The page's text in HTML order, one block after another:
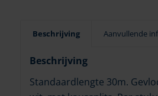
Beschrijving Aanvullende
Beschrijving
Standaardlengte 30m.